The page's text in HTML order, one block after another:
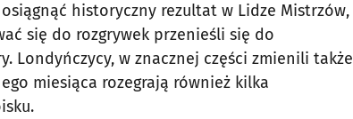
historyczny rezultat w Lidze Mistrzów,
się do rozgrywek przenieśli się do
Londyńczycy, w znacznej części zmienili także
miesiąca rozegrają również kilka